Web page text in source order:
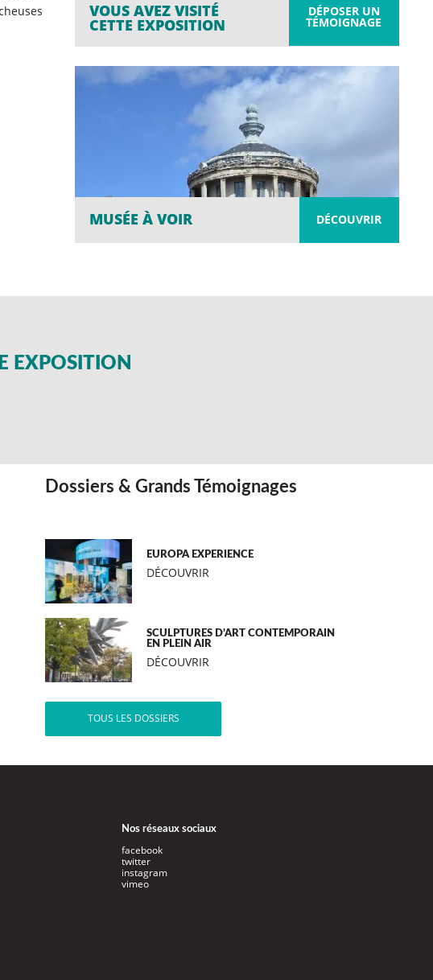
DÉPOSER UN
TÉMOIGNAGE
VOUS AVEZ VISITÉ
CETTE EXPOSITION
DÉCOUVRIR
MUSÉE À VOIR
EXPOSITION
Dossiers & Grands Témoignages
EUROPA EXPERIENCE
DÉCOUVRIR
SCULPTURES D’ART CONTEMPORAIN
EN PLEIN AIR
DÉCOUVRIR
TOUS LES DOSSIERS
Nos réseaux sociaux
facebook
twitter
instagram
vimeo